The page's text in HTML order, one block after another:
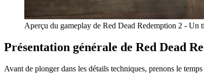
Aperçu du gameplay de Red Dead Redemption 2 - Un
Présentation générale de Red Dead
Avant de plonger dans les détails techniques, prenons le